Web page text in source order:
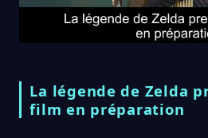
La légende de Zelda
film en préparation